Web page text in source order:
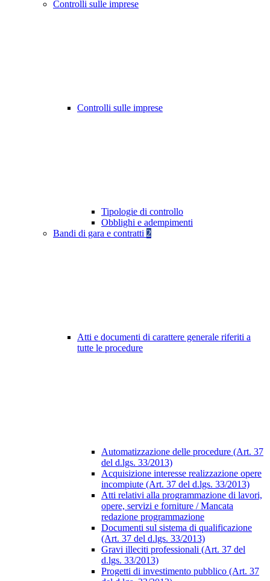
Controlli sulle imprese
Controlli sulle imprese
Tipologie di controllo
Obblighi e adempimenti
Bandi di gara e contratti 2
Atti e documenti di carattere generale riferiti a
tutte le procedure
Automatizzazione delle procedure (Art. 37
del d.lgs. 33/2013)
Acquisizione interesse realizzazione opere
incompiute (Art. 37 del d.lgs. 33/2013)
Atti relativi alla programmazione di lavori,
opere, servizi e forniture / Mancata
redazione programmazione
Documenti sul sistema di qualificazione
(Art. 37 del d.lgs. 33/2013)
Gravi illeciti professionali (Art. 37 del
d.lgs. 33/2013)
Progetti di investimento pubblico (Art. 37